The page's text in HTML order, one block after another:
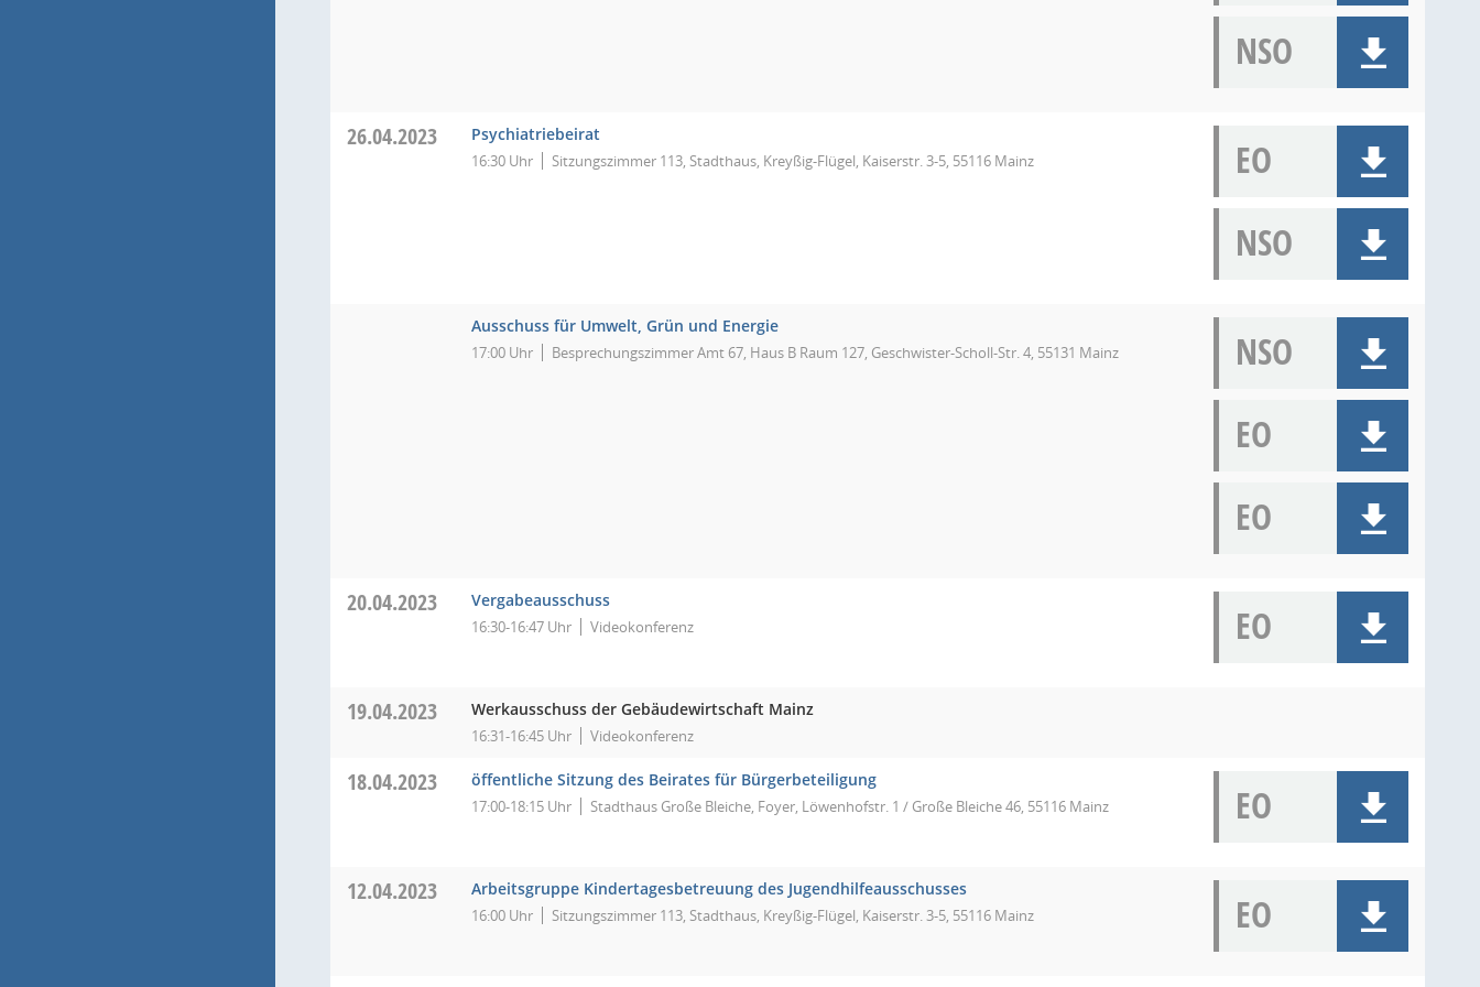
NSO
26.04.2023 Psychiatriebeirat
16:30 Uhr Sitzungszimmer 113, Stadthaus, Kreyßig-Flügel, Kaiserstr. 3-5, 55116 Mainz
EO
NSO
Ausschuss für Umwelt, Grün und Energie
17:00 Uhr Besprechungszimmer Amt 67, Haus B Raum 127, Geschwister-Scholl-Str. 4, 55131 Mainz
NSO
EO
EO
20.04.2023 Vergabeausschuss
16:30-16:47 Uhr Videokonferenz EO
19.04.2023 Werkausschuss der Gebäudewirtschaft Mainz
16:31-16:45 Uhr Videokonferenz
18.04.2023 öffentliche Sitzung des Beirates für Bürgerbeteiligung
17:00-18:15 Uhr Stadthaus Große Bleiche, Foyer, Löwenhofstr. 1 / Große Bleiche 46, 55116 Mainz EO
12.04.2023 Arbeitsgruppe Kindertagesbetreuung des Jugendhilfeausschusses
16:00 Uhr Sitzungszimmer 113, Stadthaus, Kreyßig-Flügel, Kaiserstr. 3-5, 55116 Mainz EO